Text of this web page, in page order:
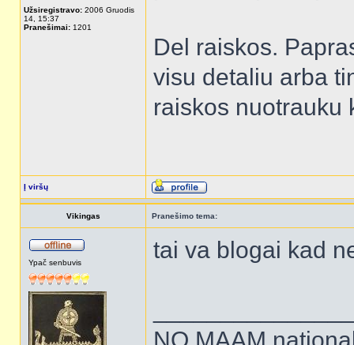
Užsiregistravo: 2006 Gruodis
14, 15:37
Pranešimai: 1201
Del raiskos.
visu detaliu arba
raiskos nuotrauku
Į viršų
Vikingas Pranešimo tema:
Ypač senbuvis tai va blogai kad